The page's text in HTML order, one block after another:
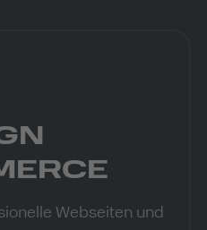
Webseiten und